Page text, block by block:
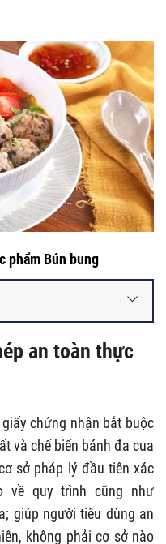
phẩm Bún bung
an toàn thực
chứng nhận bắt buộc
và chế biến bánh đa cua
sở pháp lý đầu tiên xác
về quy trình cũng như
giúp người tiêu dùng an
không phải cơ sở nào